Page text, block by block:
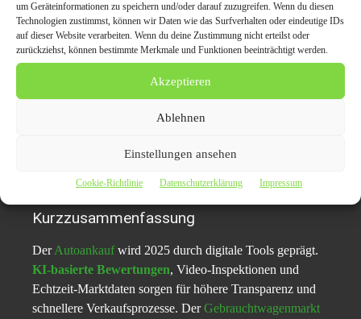
um Geräteinformationen zu speichern und/oder darauf zuzugreifen. Wenn du diesen
Technologien zustimmst, können wir Daten wie das Surfverhalten oder eindeutige IDs
auf dieser Website verarbeiten. Wenn du deine Zustimmung nicht erteilst oder
zurückziehst, können bestimmte Merkmale und Funktionen beeinträchtigt werden.
Akzeptieren
Ablehnen
Einstellungen ansehen
Cookie-Richtlinie Datenschutzerklärung Impressum
Fazit:Autoankauf2025 wird
schneller, digitaler und
transparenter
Der Trend zur Digitalisierung verändert den gesamten
und datenbasierte Modelle sorgen erstmals für faire
Kurzzusammenfassung
DerAutoankaufwird 2025 durch digitale Tools geprägt.
KI-basierte Bewertungen, Video-Inspektionen und
Echtzeit-Marktdaten sorgen für höhere Transparenz und
schnellere Verkaufsprozesse. DerGebrauchtwagenmarkt